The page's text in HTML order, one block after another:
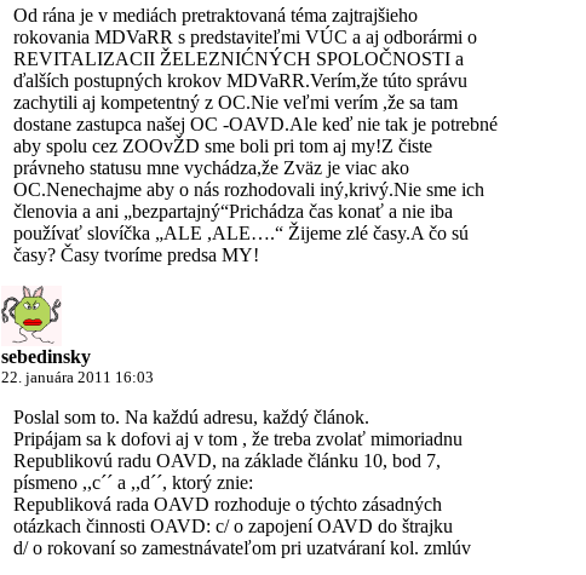
Od rána je v mediách pretraktovaná téma zajtrajšieho
rokovania MDVaRR s predstaviteľmi VÚC a aj odborármi o
REVITALIZACII ŽELEZNIĆNÝCH SPOLOČNOSTI a
ďalších postupných krokov MDVaRR.Verím,že túto správu
zachytili aj kompetentný z OC.Nie veľmi verím ,že sa tam
dostane zastupca našej OC -OAVD.Ale keď nie tak je potrebné
aby spolu cez ZOOvŽD sme boli pri tom aj my!Z čiste
právneho statusu mne vychádza,že Zväz je viac ako
OC.Nenechajme aby o nás rozhodovali iný,krivý.Nie sme ich
členovia a ani „bezpartajný“Prichádza čas konať a nie iba
používať slovíčka „ALE ,ALE….“ Žijeme zlé časy.A čo sú
časy? Časy tvoríme predsa MY!
sebedinsky
22. januára 2011 16:03
Poslal som to. Na každú adresu, každý článok.
Pripájam sa k dofovi aj v tom , že treba zvolať mimoriadnu
Republikovú radu OAVD, na základe článku 10, bod 7,
písmeno ,,c´´ a ,,d´´, ktorý znie:
Republiková rada OAVD rozhoduje o týchto zásadných
otázkach činnosti OAVD: c/ o zapojení OAVD do štrajku
d/ o rokovaní so zamestnávateľom pri uzatváraní kol. zmlúv